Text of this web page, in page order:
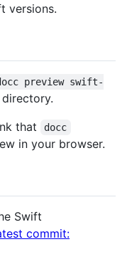
versions.
preview swift-
that
docc
in your browser.
Swift
commit: